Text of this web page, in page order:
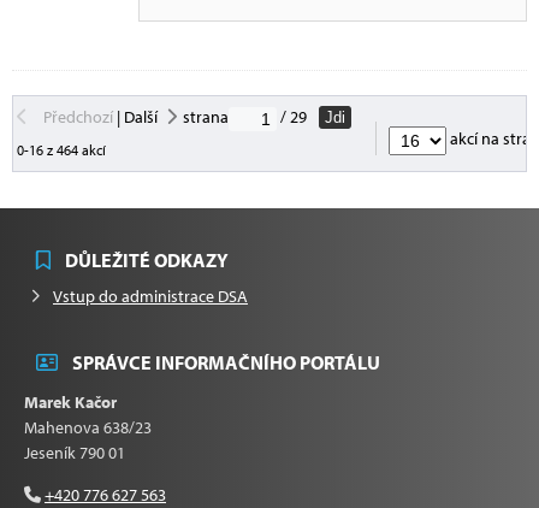
Předchozí| Další strana / 29
Jdi
0-16 z 464 akcí
akcí na
DŮLEŽITÉ ODKAZY
Vstup do administrace DSA
SPRÁVCE INFORMAČNÍHO PORTÁLU
Marek Kačor
Mahenova 638/23
Jeseník 790 01
+420 776 627 563